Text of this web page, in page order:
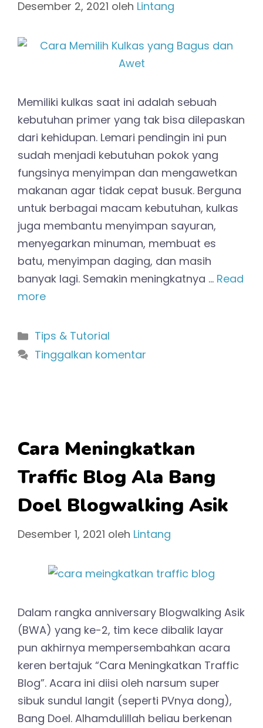
Desember 2, 2021 oleh Lintang
Memiliki kulkas saat ini adalah sebuah
kebutuhan primer yang tak bisa dilepaskan
dari kehidupan. Lemari pendingin ini pun
sudah menjadi kebutuhan pokok yang
fungsinya menyimpan dan mengawetkan
makanan agar tidak cepat busuk. Berguna
untuk berbagai macam kebutuhan, kulkas
juga membantu menyimpan sayuran,
menyegarkan minuman, membuat es
batu, menyimpan daging, dan masih
banyak lagi. Semakin meningkatnya … Read
more
Kategori
Tips & Tutorial
Tinggalkan komentar
Cara Meningkatkan
Traffic Blog Ala Bang
Doel Blogwalking Asik
Desember 1, 2021 oleh Lintang
Dalam rangka anniversary Blogwalking Asik
(BWA) yang ke-2, tim kece dibalik layar
pun akhirnya mempersembahkan acara
keren bertajuk “Cara Meningkatkan Traffic
Blog”. Acara ini diisi oleh narsum super
sibuk sundul langit (seperti PVnya dong),
Bang Doel. Alhamdulillah beliau berkenan